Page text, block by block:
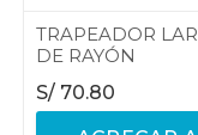
TRAPEADOR
DE RAYÓN
S/ 70.80